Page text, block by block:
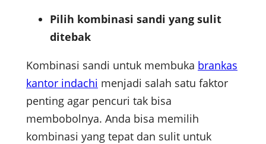
Pilih kombinasi sandi yang sulit
ditebak
Kombinasi sandi untuk membuka brankas
kantor indachi menjadi salah satu faktor
penting agar pencuri tak bisa
membobolnya. Anda bisa memilih
kombinasi yang tepat dan sulit untuk